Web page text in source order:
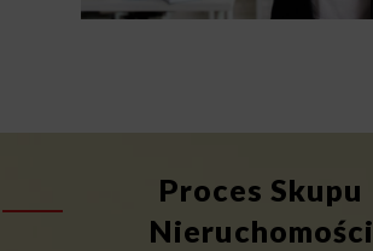
Proces Skupu
Nieruchomości